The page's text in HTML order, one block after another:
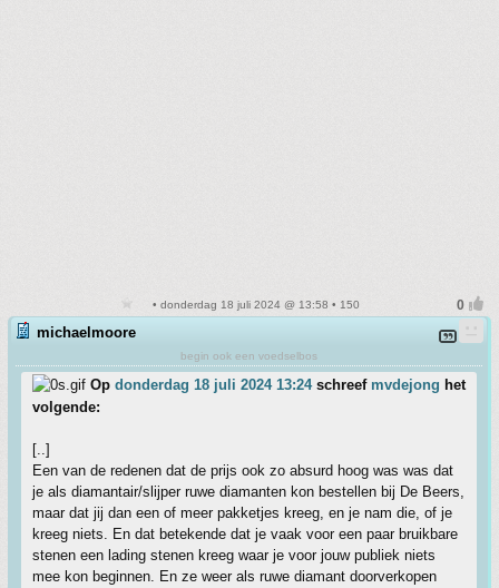
• donderdag 18 juli 2024 @ 13:58 • 150
michaelmoore
begin ook een voedselbos
Op donderdag 18 juli 2024 13:24schreef mvdejong het
volgende:
[..]
Een van de redenen dat de prijs ook zo absurd hoog was was dat
je als diamantair/slijper ruwe diamanten kon bestellen bij De Beers,
maar dat jij dan een of meer pakketjes kreeg, en je nam die, of je
kreeg niets. En dat betekende dat je vaak voor een paar bruikbare
stenen een lading stenen kreeg waar je voor jouw publiek niets
mee kon beginnen. En ze weer als ruwe diamant doorverkopen